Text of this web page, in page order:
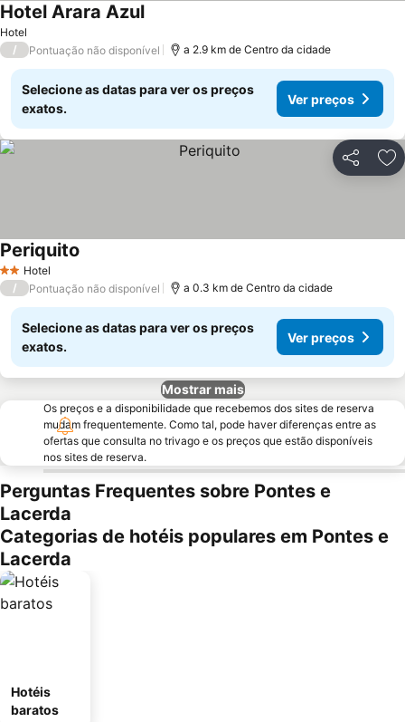
Hotel
Hotel Arara Azul
/ Pontuação não disponível a 2.9 km de Centro da cidade
Selecione as datas para ver os preços
exatos.
Ver preços
Partilhar
2 Estrelas
Hotel
Periquito
/ Pontuação não disponível a 0.3 km de Centro da cidade
Selecione as datas para ver os preços
exatos.
Ver preços
Mostrar mais
Os preços e a disponibilidade que recebemos dos sites de reserva
mudam frequentemente. Como tal, pode haver diferenças entre as
ofertas que consulta no trivago e os preços que estão disponíveis
nos sites de reserva.
Perguntas Frequentes sobre Pontes e
Lacerda
Categorias de hotéis populares em Pontes e
Lacerda
Hotéis
baratos